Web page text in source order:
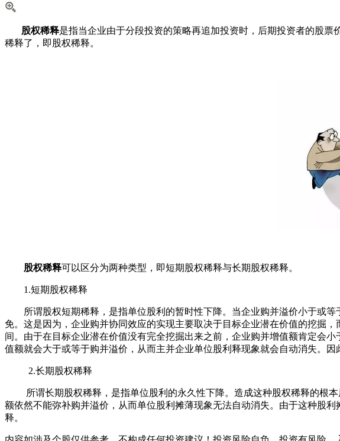
股权稀释是指当企业由于分段投资的策略再追加投资时，后期投资者的股
稀释了，即股权稀释。
股权稀释可以区分为两种类型，即短期股权稀释与长期股权稀释。
1.短期股权稀释
所谓股权短期稀释，是指单位股利的暂时性下降。当企业购并溢价小于或等
免。这是因为，企业购并协同效应的实现主要取决于目标企业潜在价值的挖掘
间。由于在目标企业潜在价值没有完全挖掘出来之前，企业购并增值额肯定会
值额就会大于或等于购并溢价，从而主并企业单位股利释现象就会自动消失。
2.长期股权稀释
所谓长期股权稀释，是指单位股利的永久性下降。造成这种股权稀释的根本
额依然不能弥补购并溢价，从而单位股利摊薄现象无法自动消失。由于这种股
释。